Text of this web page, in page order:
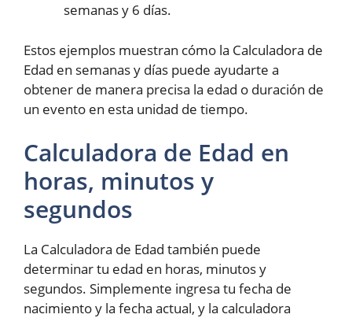
semanas y 6 días.
Estos ejemplos muestran cómo la Calculadora de
Edad en semanas y días puede ayudarte a
obtener de manera precisa la edad o duración de
un evento en esta unidad de tiempo.
Calculadora de Edad en
horas, minutos y
segundos
La Calculadora de Edad también puede
determinar tu edad en horas, minutos y
segundos. Simplemente ingresa tu fecha de
nacimiento y la fecha actual, y la calculadora